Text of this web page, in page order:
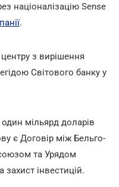
націоналізацію Sense
.
з вирішення
Світового банку у
мільярд доларів
є Договір між Бельго-
та Урядом
інвестицій.